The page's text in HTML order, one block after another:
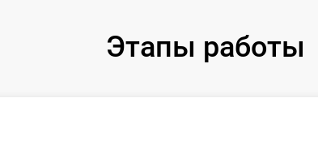
Этапы работы